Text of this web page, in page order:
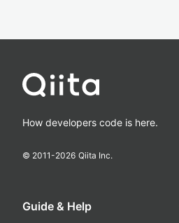
How developers code is here.
© 2011-2026 Qiita Inc.
Guide & Help